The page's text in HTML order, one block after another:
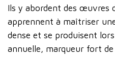
Ils y abordent des œuvres
apprennent à maîtriser
dense et se produisent
annuelle, marqueur fort